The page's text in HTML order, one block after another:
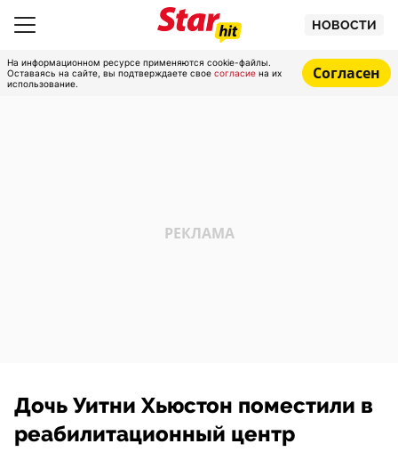
НОВОСТИ
На информационном ресурсе применяются cookie-файлы.
Оставаясь на сайте, вы подтверждаете свое согласие на их
использование.
Согласен
Дочь Уитни Хьюстон поместили в
реабилитационный центр